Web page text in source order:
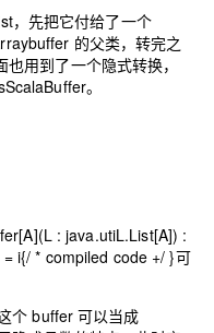
，先把它付给了一个
的父类，转完之
用到了一个隐式转换，
。
: java.utiL.List[A]) :
i{/ * compiled code +/ }可
个 buffer 可以当成